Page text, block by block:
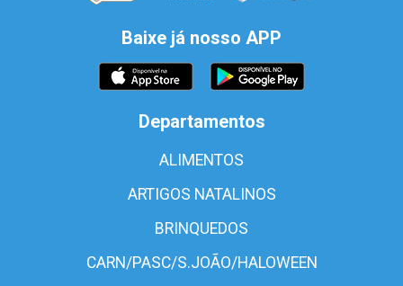
Baixe já nosso APP
Departamentos
ALIMENTOS
ARTIGOS NATALINOS
BRINQUEDOS
CARN/PASC/S.JOÃO/HALOWEEN